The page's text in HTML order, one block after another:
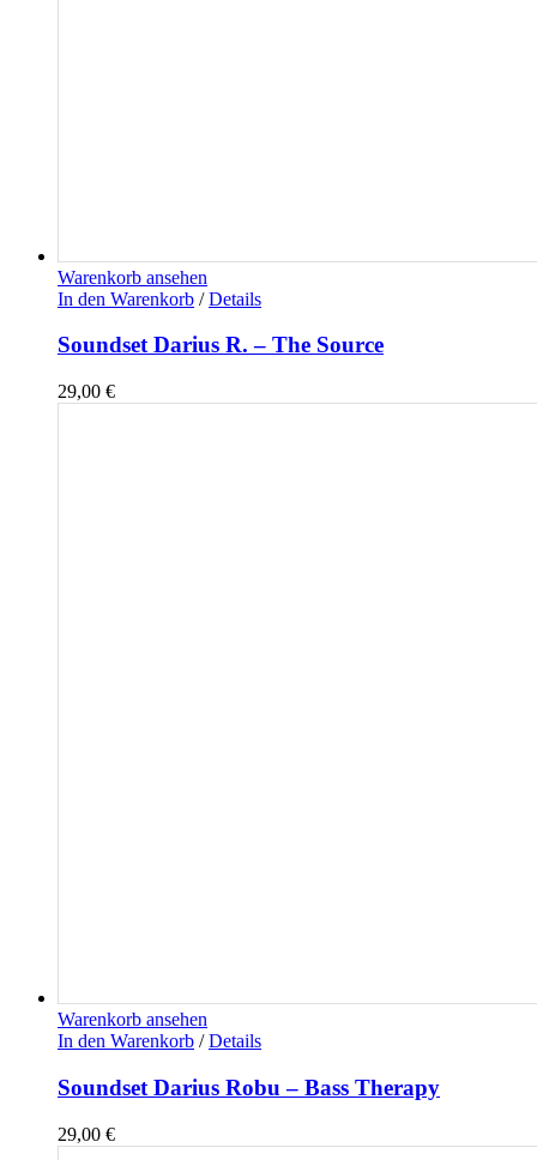
Warenkorb ansehen
In den Warenkorb / Details
Soundset Darius R. – The Source
29,00 €
Warenkorb ansehen
In den Warenkorb / Details
Soundset Darius Robu – Bass Therapy
29,00 €